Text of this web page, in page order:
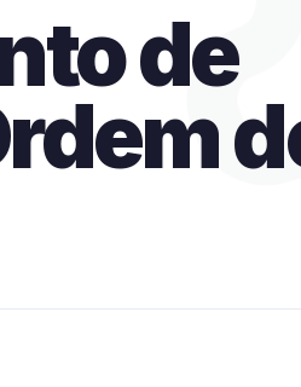
de